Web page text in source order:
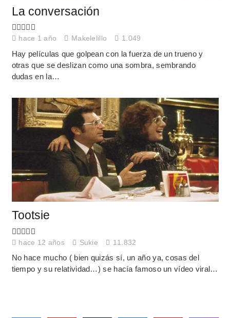
La conversación
hace 1 año Makelelillo 1.049
Hay películas que golpean con la fuerza de un trueno y
otras que se deslizan como una sombra, sembrando
dudas en la…
Tootsie
hace 12 años Sukie 11.832
No hace mucho ( bien quizás sí, un año ya, cosas del
tiempo y su relatividad…) se hacía famoso un vídeo viral…